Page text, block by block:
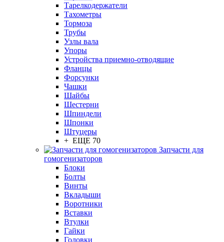
Тарелкодержатели
Тахометры
Тормоза
Трубы
Узлы вала
Упоры
Устройства приемно-отводящие
Фланцы
Форсунки
Чашки
Шайбы
Шестерни
Шпиндели
Шпонки
Штуцеры
+ ЕЩЕ 70
Запчасти для
гомогенизаторов
Блоки
Болты
Винты
Вкладыши
Воротники
Вставки
Втулки
Гайки
Головки